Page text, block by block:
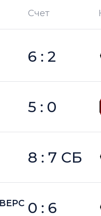
Счет
6 : 2
5 : 0
8 : 7 СБ
0 : 6